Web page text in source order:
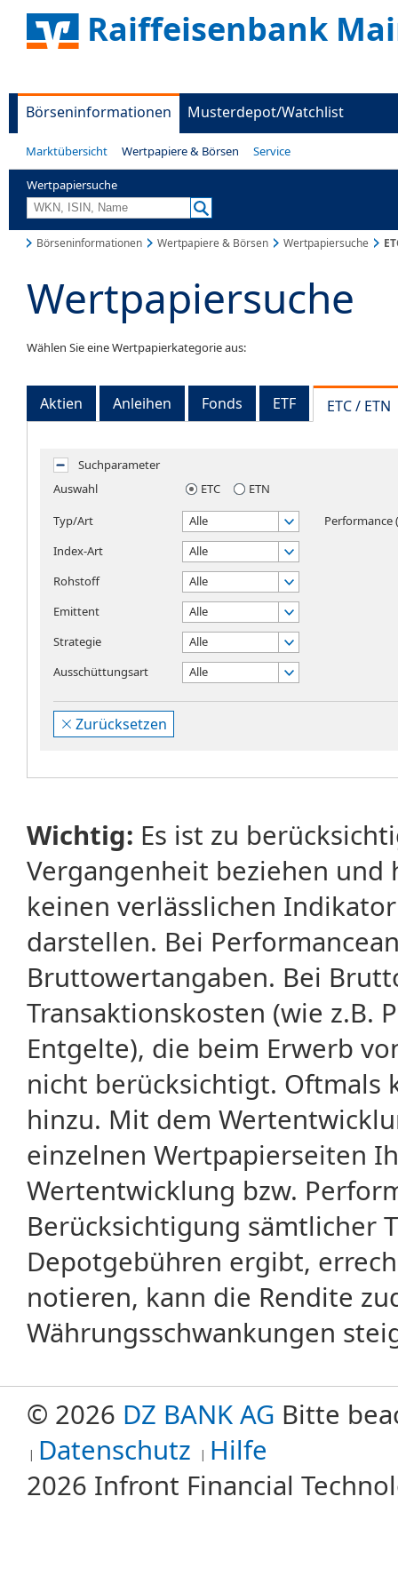
Raiffeisenbank
Börseninformationen Musterdepot/Watchlist
Marktübersicht Wertpapiere & Börsen Service
Wertpapiersuche
Börseninformationen Wertpapiere & Börsen Wertpapiersuche
Wertpapiersuche
Wählen Sie eine Wertpapierkategorie aus:
Aktien Anleihen Fonds ETF ETC / ETN
Suchparameter
Auswahl
ETC
ETN
Typ/Art
Alle
Index-Art
Alle
Rohstoff
Alle
Emittent
Alle
Strategie
Alle
Ausschüttungsart
Alle
Performance
Zurücksetzen
Wichtig: Es ist zu
Vergangenheit beziehen
keinen verlässlichen
darstellen. Bei
Bruttowertangaben. Bei
Transaktionskosten (wie z.B.
Entgelte), die beim Erwerb
nicht berücksichtigt. Oftmals
hinzu. Mit dem
einzelnen Wertpapierseiten
Wertentwicklung bzw.
Berücksichtigung sämtlicher
Depotgebühren ergibt,
notieren, kann die Rendite
Währungsschwankungen
© 2026 DZ BANK AG Bitte
Datenschutz Hilfe
2026 Infront Financial